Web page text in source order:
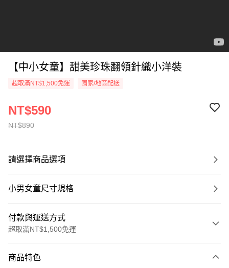
【中小女童】甜美珍珠翻領針織小洋裝
超取滿NT$1,500免運 國家/地區配送
NT$890
NT$590
請選擇商品選項
小男女童尺寸規格
付款與運送方式
超取滿NT$1,500免運
信用卡一次付款
商品特色